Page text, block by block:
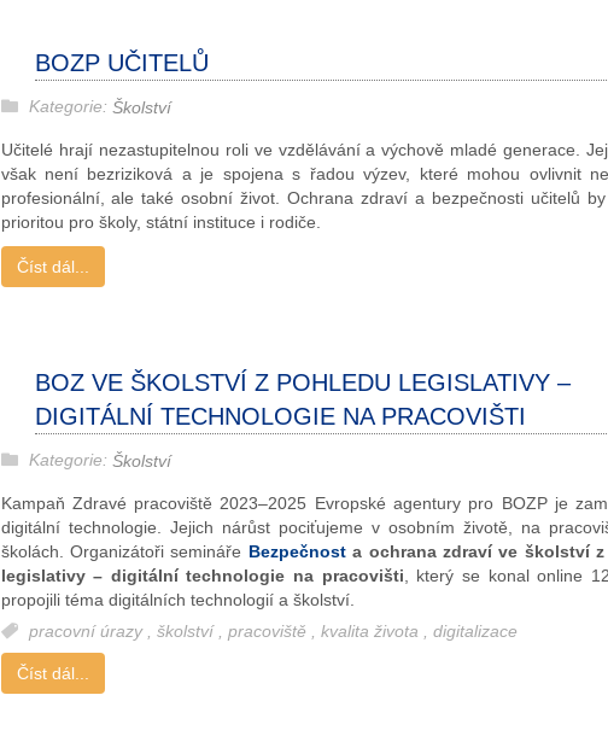
BOZP UČITELŮ
Kategorie: Školství
Učitelé hrají nezastupitelnou roli ve vzdělávání a výchově mladé generace.
však není bezriziková a je spojena s řadou výzev, které mohou ovlivnit
profesionální, ale také osobní život. Ochrana zdraví a bezpečnosti učitelů
prioritou pro školy, státní instituce i rodiče.
Číst dál...
BOZ VE ŠKOLSTVÍ Z POHLEDU LEGISLATIVY –
DIGITÁLNÍ TECHNOLOGIE NA PRACOVIŠTI
Kategorie: Školství
Kampaň Zdravé pracoviště 2023–2025 Evropské agentury pro BOZP je
digitální technologie. Jejich nárůst pociťujeme v osobním životě, na
školách. Organizátoři semináře Bezpečnosta ochrana zdraví ve školství z
legislativy – digitální technologie na pracovišti , který se konal online
propojili téma digitálních technologií a školství.
pracovní úrazy , školství , pracoviště , kvalita života , digitalizace
Číst dál...